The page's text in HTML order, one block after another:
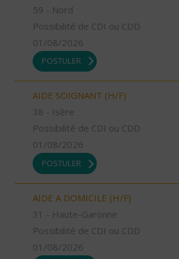
59 - Nord
Possibilité de CDI ou CDD
01/08/2026
POSTULER
AIDE SOIGNANT (H/F)
38 - Isère
Possibilité de CDI ou CDD
01/08/2026
POSTULER
AIDE A DOMICILE (H/F)
31 - Haute-Garonne
Possibilité de CDI ou CDD
01/08/2026